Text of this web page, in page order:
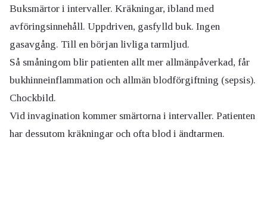
Buksmärtor i intervaller. Kräkningar, ibland med
avföringsinnehåll. Uppdriven, gasfylld buk. Ingen
gasavgång. Till en början livliga tarmljud.
Så småningom blir patienten allt mer allmänpåverkad, får
bukhinneinflammation och allmän blodförgiftning (sepsis).
Chockbild.
Vid invagination kommer smärtorna i intervaller. Patienten
har dessutom kräkningar och ofta blod i ändtarmen.